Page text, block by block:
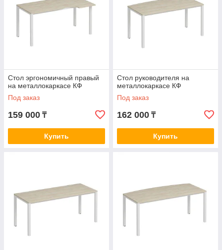
Стол эргономичный правый
на металлокаркасе КФ
Под заказ
159 000 ₸
Купить
Стол руководителя на
металлокаркасе КФ
Под заказ
162 000 ₸
Купить